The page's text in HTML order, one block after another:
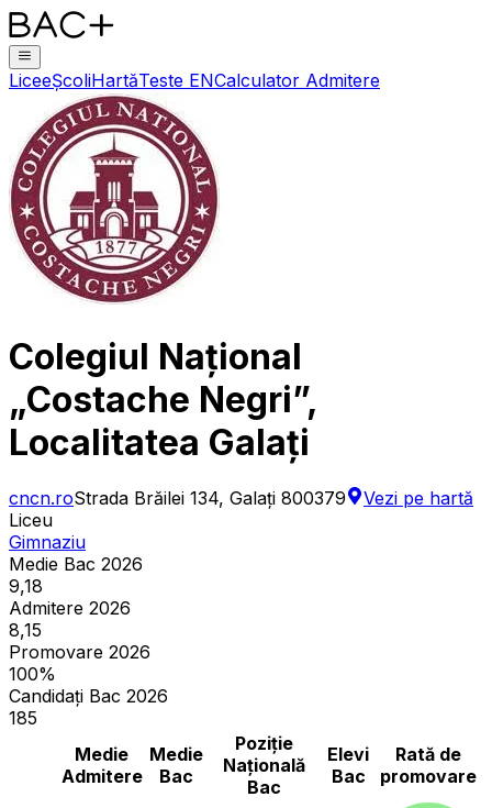
LiceeȘcoliHartăTeste ENCalculator Admitere
Colegiul Național
„Costache Negri”,
Localitatea Galați
cncn.roStrada Brăilei 134, Galați 800379
Vezi pe hartă
Liceu
Gimnaziu
Medie Bac 2026
9,18
Admitere 2026
8,15
Promovare 2026
100%
Candidați Bac 2026
185
Medie
Admitere
Medie
Bac
Poziție
Națională
Bac
Elevi
Bac
Rată de
promovare